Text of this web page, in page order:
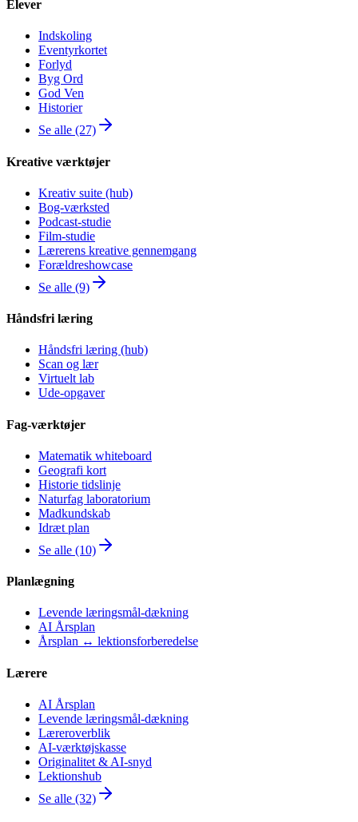
Elever
Indskoling
Eventyrkortet
Forlyd
Byg Ord
God Ven
Historier
Se alle (27)
Kreative værktøjer
Kreativ suite (hub)
Bog-værksted
Podcast-studie
Film-studie
Lærerens kreative gennemgang
Forældreshowcase
Se alle (9)
Håndsfri læring
Håndsfri læring (hub)
Scan og lær
Virtuelt lab
Ude-opgaver
Fag-værktøjer
Matematik whiteboard
Geografi kort
Historie tidslinje
Naturfag laboratorium
Madkundskab
Idræt plan
Se alle (10)
Planlægning
Levende læringsmål-dækning
AI Årsplan
Årsplan ↔ lektionsforberedelse
Lærere
AI Årsplan
Levende læringsmål-dækning
Læreroverblik
AI-værktøjskasse
Originalitet & AI-snyd
Lektionshub
Se alle (32)